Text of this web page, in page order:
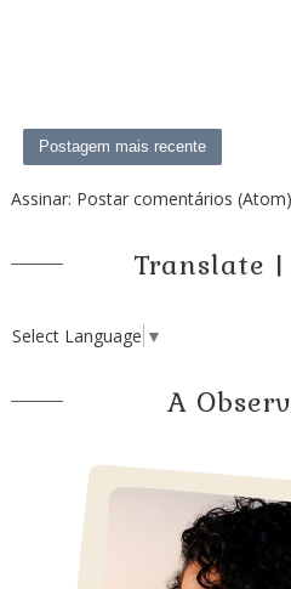
Postagem mais recente
Assinar: Postar comentários (Atom)
Translate |
Select Language ▼
A